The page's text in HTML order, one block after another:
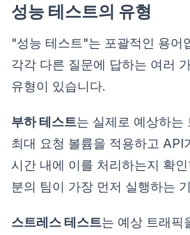
성능 테스트의 유형
"성능 테스트"는 포괄적인 용어
각각 다른 질문에 답하는 여러
유형이 있습니다.
부하 테스트는 실제로 예상하는
최대 요청 볼륨을 적용하고 API
시간 내에 이를 처리하는지 확
분의 팀이 가장 먼저 실행하는
스트레스 테스트는 예상 트래픽